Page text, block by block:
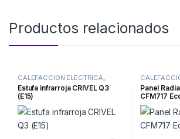
Productos relacionados
CALEFACCION ELECTRICA
INFRARROJAS
Estufa infrarroja CRIVEL Q3
(E15)
PANELES
Panel
CFM717